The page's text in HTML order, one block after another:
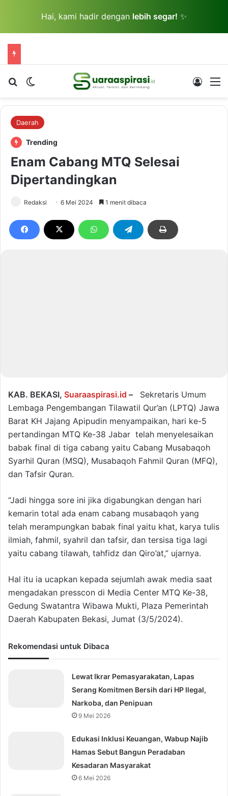
Hai, kami hadir dengan lebih segar! ✨
Cari berita...Switch skin Log In
Daerah
Trending
Enam Cabang MTQ Selesai
Dipertandingkan
Redaksi 6 Mei 2024 1 menit dibaca
KAB. BEKASI, Suaraaspirasi.id –
Sekretaris Umum
Lembaga Pengembangan Tilawatil Qur’an (LPTQ) Jawa
Barat KH Jajang Apipudin menyampaikan, hari ke-5
pertandingan MTQ Ke-38 Jabar telah menyelesaikan
babak final di tiga cabang yaitu Cabang Musabaqoh
Syarhil Quran (MSQ), Musabaqoh Fahmil Quran (MFQ),
dan Tafsir Quran.
“Jadi hingga sore ini jika digabungkan dengan hari
kemarin total ada enam cabang musabaqoh yang
telah merampungkan babak final yaitu khat, karya tulis
ilmiah, fahmil, syahril dan tafsir, dan tersisa tiga lagi
yaitu cabang tilawah, tahfidz dan Qiro’at,” ujarnya.
Hal itu ia ucapkan kepada sejumlah awak media saat
mengadakan presscon di Media Center MTQ Ke-38,
Gedung Swatantra Wibawa Mukti, Plaza Pemerintah
Daerah Kabupaten Bekasi, Jumat (3/5/2024).
Rekomendasi untuk Dibaca
Lewat Ikrar Pemasyarakatan, Lapas
Serang Komitmen Bersih dari HP Ilegal,
Narkoba, dan Penipuan
9 Mei 2026
Edukasi Inklusi Keuangan, Wabup Najib
Hamas Sebut Bangun Peradaban
Kesadaran Masyarakat
6 Mei 2026